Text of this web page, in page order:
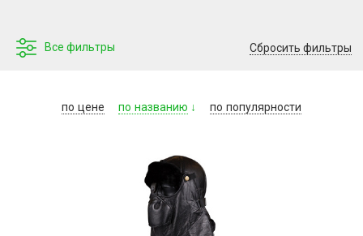
Все фильтры Сбросить фильтры
по цене по названию по популярности